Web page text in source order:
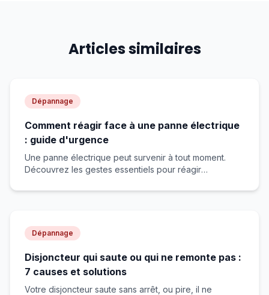
Articles similaires
Dépannage
Comment réagir face à une panne électrique
: guide d'urgence
Une panne électrique peut survenir à tout moment.
Découvrez les gestes essentiels pour réagir
Dépannage
Disjoncteur qui saute ou qui ne remonte pas :
7 causes et solutions
Votre disjoncteur saute sans arrêt, ou pire, il ne